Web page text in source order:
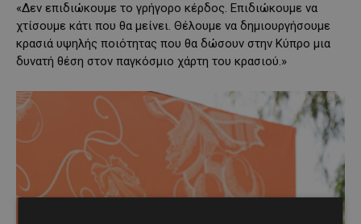
«Δεν επιδιώκουμε το γρήγορο κέρδος. Επιδιώκουμε να
χτίσουμε κάτι που θα μείνει. Θέλουμε να δημιουργήσουμε
κρασιά υψηλής ποιότητας που θα δώσουν στην Κύπρο μια
δυνατή θέση στον παγκόσμιο χάρτη του κρασιού.»